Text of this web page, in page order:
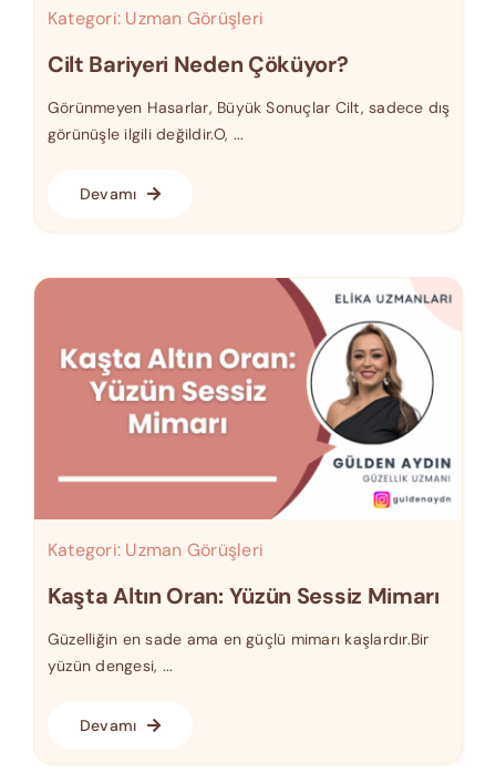
Kategori: Uzman Görüşleri
Cilt Bariyeri Neden Çöküyor?
Görünmeyen Hasarlar, Büyük Sonuçlar Cilt, sadece dış
görünüşle ilgili değildir.O, ...
Devamı
Kategori: Uzman Görüşleri
Kaşta Altın Oran: Yüzün Sessiz Mimarı
Güzelliğin en sade ama en güçlü mimarı kaşlardır.Bir
yüzün dengesi, ...
Devamı